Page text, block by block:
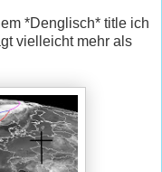
*Denglisch* title ich
vielleicht mehr als